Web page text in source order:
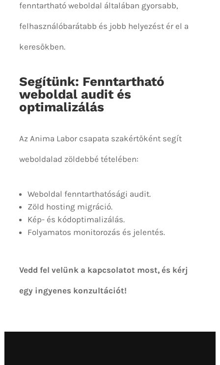
fenntartható weboldal általában gyorsabb,
felhasználóbarátabb és jobb helyezést ér el a
keresőkben.
Segítünk: Fenntartható
weboldal audit és
optimalizálás
Az Anima Labor csapata szakértőként segít
weboldalad zöldebbé tételében:
Weboldal fenntarthatósági audit.
Zöld hosting migráció.
Kép- és kódoptimalizálás.
Folyamatos monitorozás és jelentés.
Vedd fel velünk a kapcsolatot most, és kérj
egy ingyenes konzultációt!